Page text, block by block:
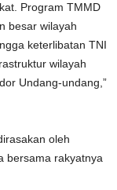
Program TMMD
besar wilayah
keterlibatan TNI
wilayah
Undang-undang,”
oleh
bersama rakyatnya